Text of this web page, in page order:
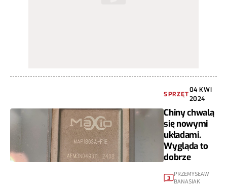
SPRZĘT
04 KWI
2024
Chiny chwalą
się nowymi
układami.
Wygląda to
dobrze
3
PRZEMYSŁAW
BANASIAK